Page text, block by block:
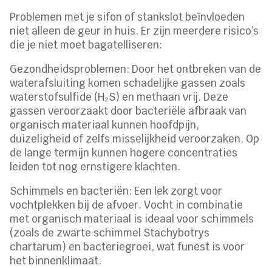
Problemen met je sifon of stankslot beïnvloeden
niet alleen de geur in huis. Er zijn meerdere risico’s
die je niet moet bagatelliseren:
Gezondheidsproblemen: Door het ontbreken van de
waterafsluiting komen schadelijke gassen zoals
waterstofsulfide (H₂S) en methaan vrij. Deze
gassen veroorzaakt door bacteriële afbraak van
organisch materiaal kunnen hoofdpijn,
duizeligheid of zelfs misselijkheid veroorzaken. Op
de lange termijn kunnen hogere concentraties
leiden tot nog ernstigere klachten.
Schimmels en bacteriën: Een lek zorgt voor
vochtplekken bij de afvoer. Vocht in combinatie
met organisch materiaal is ideaal voor schimmels
(zoals de zwarte schimmel Stachybotrys
chartarum) en bacteriegroei, wat funest is voor
het binnenklimaat.